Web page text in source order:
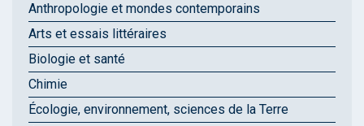
Anthropologie et mondes contemporains
Arts et essais littéraires
Biologie et santé
Chimie
Écologie, environnement, sciences de la Terre